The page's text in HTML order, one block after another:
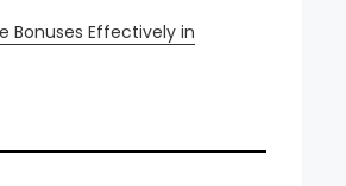
Bonuses Effectively in